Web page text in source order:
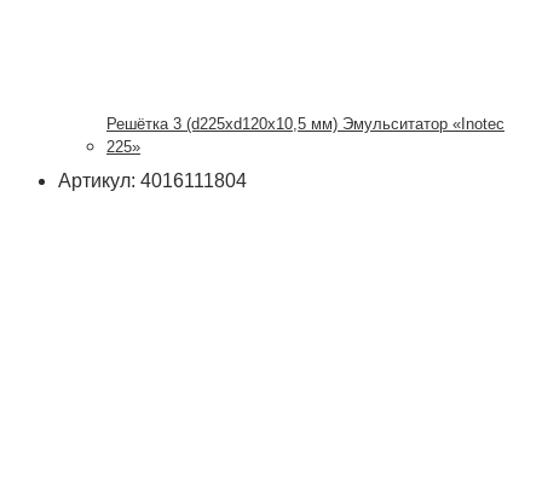
Решётка 3 (d225xd120x10,5 мм) Эмульситатор «Inotec
225»
Артикул: 4016111804